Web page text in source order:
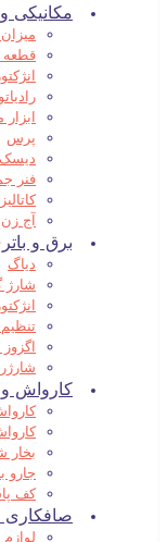
مکانیکی
قطعه
پرس
فنر
آج زن
برق و
دیاگ
شارژ
تنظیم
کارواش
بخار
جارو
کف
صافکاری
لوازم PDR